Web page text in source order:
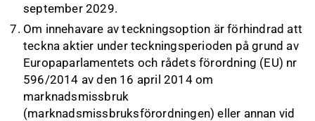
september 2029.
Om innehavare av teckningsoption är förhindrad att
teckna aktier under teckningsperioden på grund av
Europaparlamentets och rådets förordning (EU) nr
596/2014 av den 16 april 2014 om
marknadsmissbruk
(marknadsmissbruksförordningen) eller annan vid